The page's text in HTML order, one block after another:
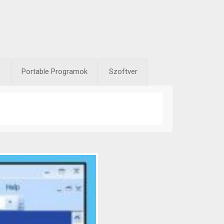
Portable Programok Szoftver